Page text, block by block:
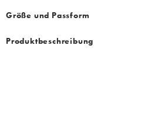
Größe und Passform
Produktbeschreibung